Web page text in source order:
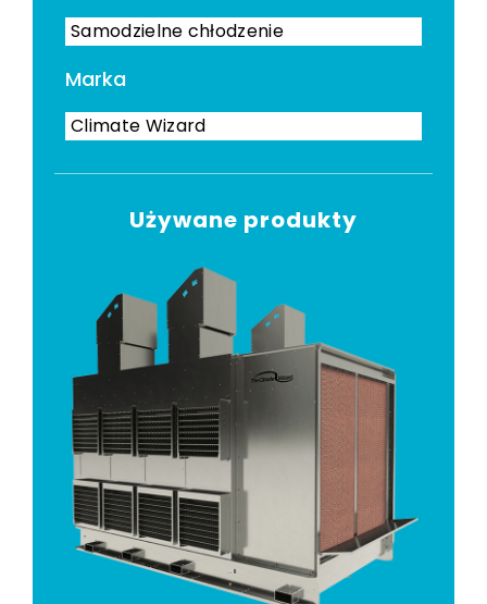
Samodzielne chłodzenie
Marka
Climate Wizard
Używane produkty